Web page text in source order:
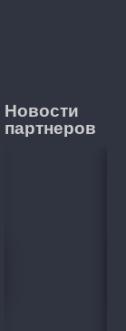
Новости
партнеров